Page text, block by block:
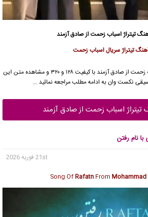
تیتراژ اسباب زحمت از صادق آزمند
تیتراژ سریال اسباب زحمت
جهت دانلود آهنگ تیتراژ اسباب زحمت از صادق آزمند با کیفیت ۱۲۸ و ۳۲۰ و مشاهده متن این
نکست وان به ادامه مطلب مراجعه نمائید …
تیتراژ اسباب زحمت از صادق آزمند
نام رفتن
21st فوریه 2026
Song OfRafatnFrom Mohammad